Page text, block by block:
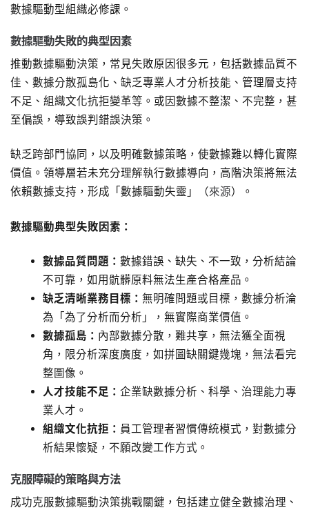
數據驅動型組織必修課。
數據驅動失敗的典型因素
推動數據驅動決策，常見失敗原因很多元，包括數據品質不
佳、數據分散孤島化、缺乏專業人才分析技能、管理層支持
不足、組織文化抗拒變革等。或因數據不整潔、不完整，甚
至偏誤，導致誤判錯誤決策。
缺乏跨部門協同，以及明確數據策略，使數據難以轉化實際
價值。領導層若未充分理解執行數據導向，高階決策將無法
依賴數據支持，形成「數據驅動失靈」（來源）。
數據驅動典型失敗因素：
數據品質問題： 數據錯誤、缺失、不一致，分析結論
不可靠，如用骯髒原料無法生產合格產品。
缺乏清晰業務目標： 無明確問題或目標，數據分析淪
為「為了分析而分析」，無實際商業價值。
數據孤島： 內部數據分散，難共享，無法獲全面視
角，限分析深度廣度，如拼圖缺關鍵幾塊，無法看完
整圖像。
人才技能不足： 企業缺數據分析、科學、治理能力專
業人才。
組織文化抗拒： 員工管理者習慣傳統模式，對數據分
析結果懷疑，不願改變工作方式。
克服障礙的策略與方法
成功克服數據驅動決策挑戰關鍵，包括建立健全數據治理、